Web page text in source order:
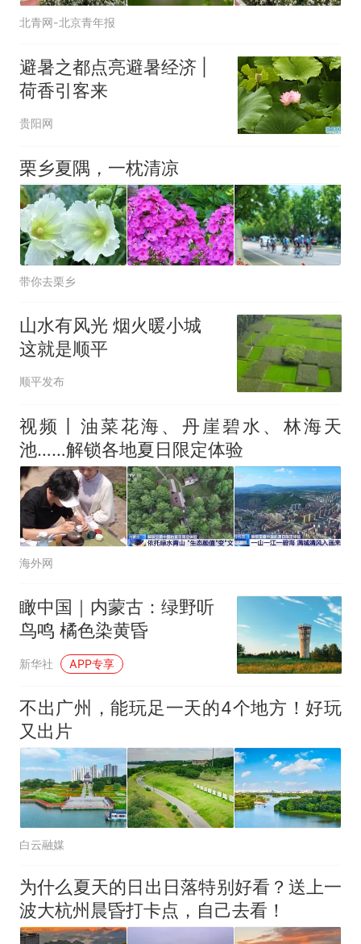
北青网-北京青年报
避暑之都点亮避暑经济 |
荷香引客来
贵阳网
栗乡夏隅，一枕清凉
带你去栗乡
山水有风光 烟火暖小城
这就是顺平
顺平发布
视频丨油菜花海、丹崖碧水、林海天
池……解锁各地夏日限定体验
海外网
瞰中国｜内蒙古：绿野听
鸟鸣 橘色染黄昏
新华社 APP专享
不出广州，能玩足一天的4个地方！好玩
又出片
白云融媒
为什么夏天的日出日落特别好看？送上一
波大杭州晨昏打卡点，自己去看！